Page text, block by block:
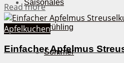
Saisonales
Frühling
Sommer
Read moreDetails
Apfelkuchen
Einfacher Apfelmus